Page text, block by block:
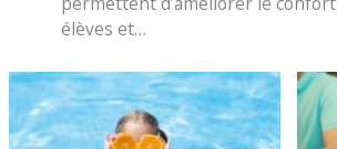
élèves et…